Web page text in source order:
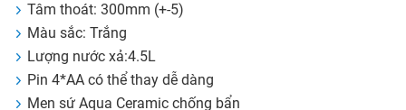
Tâm thoát: 300mm (+-5)
Màu sắc: Trắng
Lượng nước xả:4.5L
Pin 4*AA có thể thay dễ dàng
Men sứ Aqua Ceramic chống bẩn